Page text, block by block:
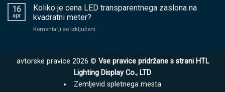
med
in
LED
prozoren
zaslon?
16
apr
Koliko je cena LED transparentnega zaslona na
kvadratni meter?
Komentarji so izključeni
LED
transparentnega
zaslona
na
avtorske pravice 2026 © Vse pravice pridržane s strani HTL
Lighting Display Co., LTD
Zemljevid spletnega mesta